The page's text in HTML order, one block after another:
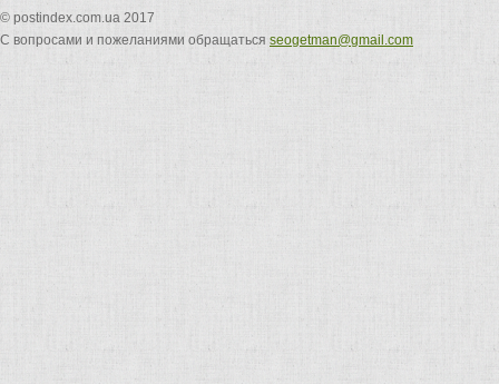
© postindex.com.ua 2017
С вопросами и пожеланиями обращаться seogetman@gmail.com